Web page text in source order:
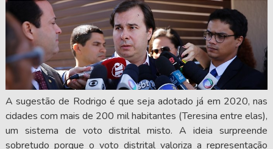
A sugestão de Rodrigo é que seja adotado já em 2020, nas
cidades com mais de 200 mil habitantes (Teresina entre elas),
um sistema de voto distrital misto. A ideia surpreende
sobretudo porque o voto distrital valoriza a representação